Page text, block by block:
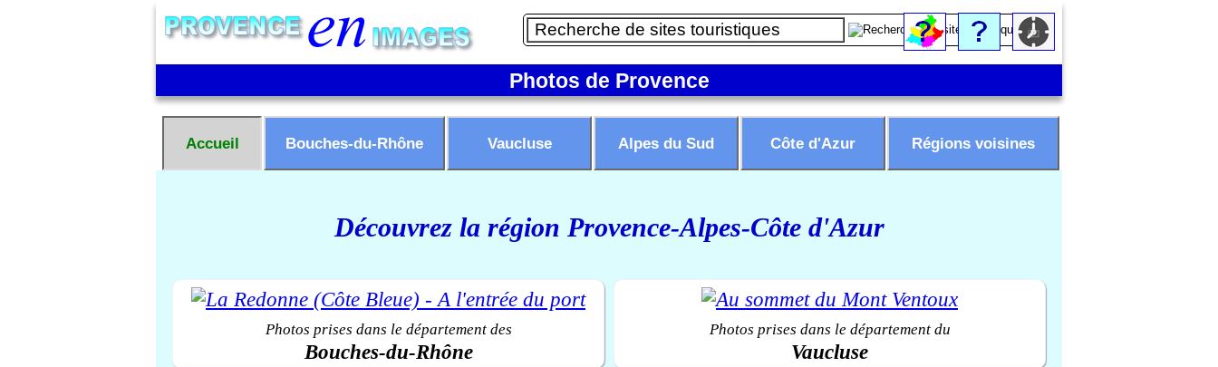
Photos de Provence
Accueil Bouches-du-Rhône Vaucluse Alpes du Sud Côte d'Azur Régions voisines
Découvrez la région Provence-Alpes-Côte d'Azur
Photos prises dans le département des
Bouches-du-Rhône
Photos prises dans le département du
Vaucluse